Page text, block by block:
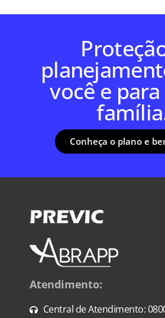
você e para
Conheça o plano e
Atendimento:
Central de Atendimento: